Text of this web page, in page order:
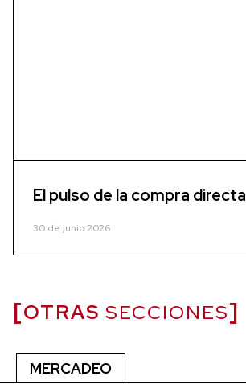
El pulso de la compra directa
30 de junio 2026
OTRAS SECCIONES
MERCADEO